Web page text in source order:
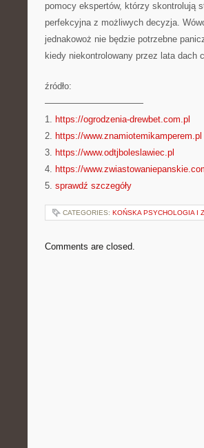
pomocy ekspertów, którzy skontrolują
perfekcyjna z możliwych decyzja.
jednakowoż nie będzie potrzebne
kiedy niekontrolowany przez lata
źródło:
———————————
1. https://ogrodzenia-drewbet.com.pl
2. https://www.znamiotemikamperem.pl
3. https://www.odtjboleslawiec.pl
4. https://
5. sprawdź szczegóły
CATEGORIES: KOŃSKA PSYCHOLOGIA I
Comments are closed.